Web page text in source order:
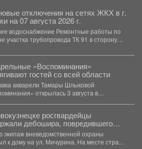
отключения на сетях ЖКХ в г.
на 07 августа 2026 г.
Ремонтные работы по
участка трубопровода ТК 91 в сторону
«Воспоминания»
гостей со всей области
акварели Тамары Шлыковой
открылась 3 августа в
росгвардейцы
дебошира, повредившего
и дверь квартиры сожительницы
экипаж вневедомственной охраны
к дому на ул. Мичурина. На месте стражи